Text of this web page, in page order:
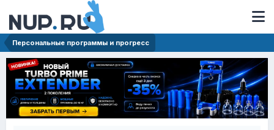
Персональные программы и прогресс